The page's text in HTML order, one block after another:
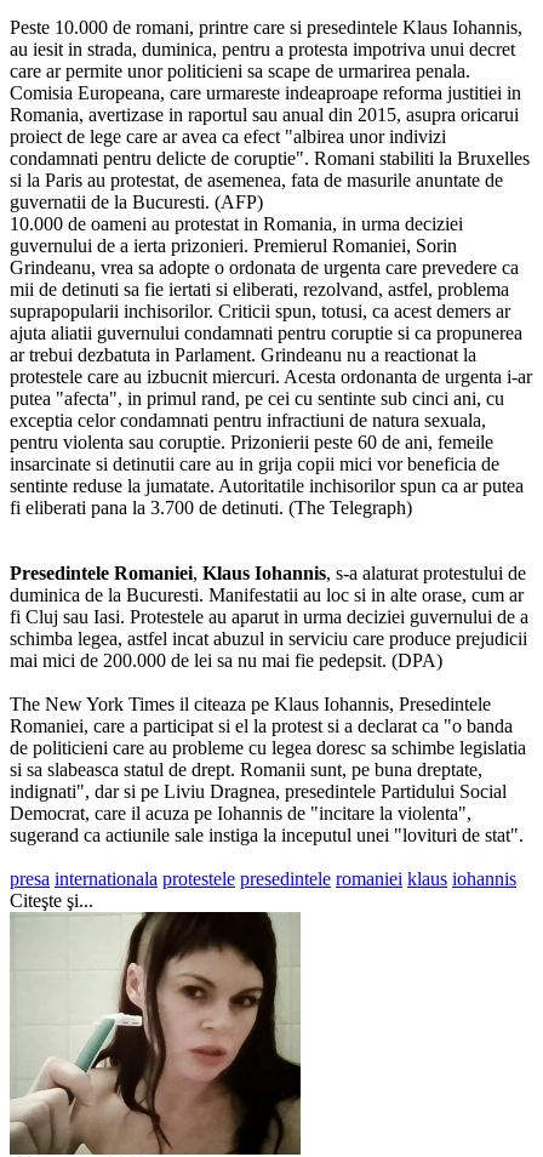
Peste 10.000 de romani, printre care si presedintele Klaus Iohannis,
au iesit in strada, duminica, pentru a protesta impotriva unui decret
care ar permite unor politicieni sa scape de urmarirea penala.
Comisia Europeana, care urmareste indeaproape reforma justitiei in
Romania, avertizase in raportul sau anual din 2015, asupra oricarui
proiect de lege care ar avea ca efect "albirea unor indivizi
condamnati pentru delicte de coruptie". Romani stabiliti la Bruxelles
si la Paris au protestat, de asemenea, fata de masurile anuntate de
guvernatii de la Bucuresti. (AFP)
10.000 de oameni au protestat in Romania, in urma deciziei
guvernului de a ierta prizonieri. Premierul Romaniei, Sorin
Grindeanu, vrea sa adopte o ordonata de urgenta care prevedere ca
mii de detinuti sa fie iertati si eliberati, rezolvand, astfel, problema
suprapopularii inchisorilor. Criticii spun, totusi, ca acest demers ar
ajuta aliatii guvernului condamnati pentru coruptie si ca propunerea
ar trebui dezbatuta in Parlament. Grindeanu nu a reactionat la
protestele care au izbucnit miercuri. Acesta ordonanta de urgenta i-ar
putea "afecta", in primul rand, pe cei cu sentinte sub cinci ani, cu
exceptia celor condamnati pentru infractiuni de natura sexuala,
pentru violenta sau coruptie. Prizonierii peste 60 de ani, femeile
insarcinate si detinutii care au in grija copii mici vor beneficia de
sentinte reduse la jumatate. Autoritatile inchisorilor spun ca ar putea
fi eliberati pana la 3.700 de detinuti. (The Telegraph)
Presedintele Romaniei, Klaus Iohannis, s-a alaturat protestului de
duminica de la Bucuresti. Manifestatii au loc si in alte orase, cum ar
fi Cluj sau Iasi. Protestele au aparut in urma deciziei guvernului de a
schimba legea, astfel incat abuzul in serviciu care produce prejudicii
mai mici de 200.000 de lei sa nu mai fie pedepsit. (DPA)
The New York Times il citeaza pe Klaus Iohannis, Presedintele
Romaniei, care a participat si el la protest si a declarat ca "o banda
de politicieni care au probleme cu legea doresc sa schimbe legislatia
si sa slabeasca statul de drept. Romanii sunt, pe buna dreptate,
indignati", dar si pe Liviu Dragnea, presedintele Partidului Social
Democrat, care il acuza pe Iohannis de "incitare la violenta",
sugerand ca actiunile sale instiga la inceputul unei "lovituri de stat".
presa internationala protestele presedintele romaniei klaus iohannis
Citeşte şi...